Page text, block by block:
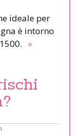
ideale per
è intorno
»